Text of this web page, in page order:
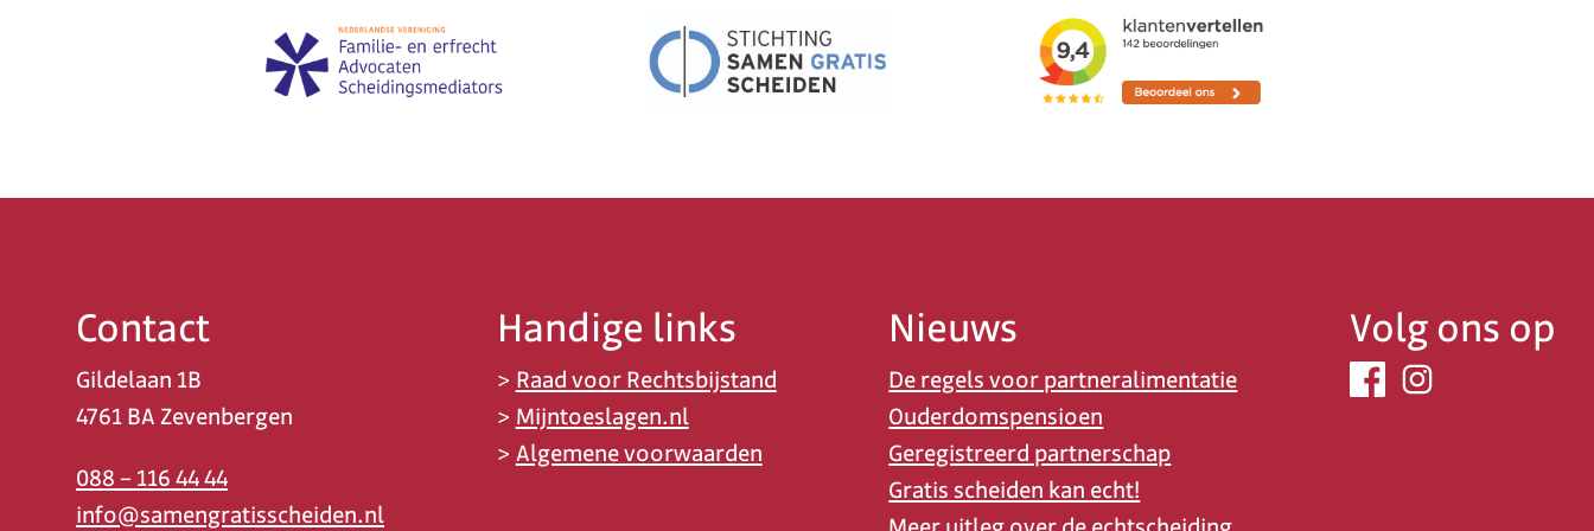
Contact
Gildelaan 1B
4761 BA Zevenbergen
088 – 116 44 44
info@samengratisscheiden.nl
Handige links
> Raad voor Rechtsbijstand
> Mijntoeslagen.nl
> Algemene voorwaarden
Nieuws
De regels voor partneralimentatie
Ouderdomspensioen
Geregistreerd partnerschap
Gratis scheiden kan echt!
Volg ons op